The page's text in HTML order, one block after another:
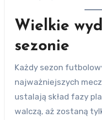
Wielkie
sezonie
Każdy sezon
najważniejszych
ustalają skład fazy
walczą, aż zostaną